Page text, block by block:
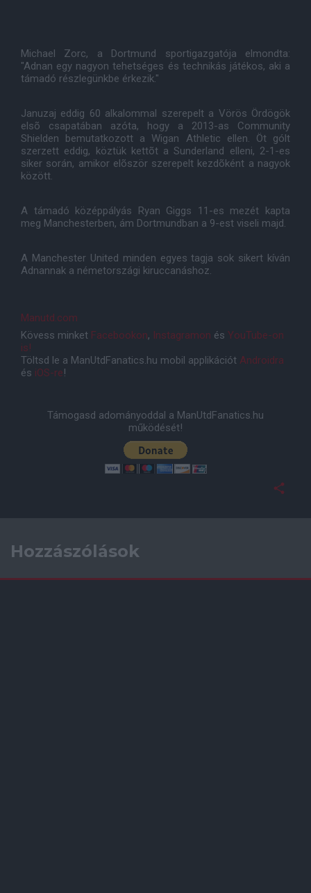
Michael Zorc, a Dortmund sportigazgatója elmondta:
"Adnan egy nagyon tehetséges és technikás játékos, aki a
támadó részlegünkbe érkezik."
Januzaj eddig 60 alkalommal szerepelt a Vörös Ördögök
elsõ csapatában azóta, hogy a 2013-as Community
Shielden bemutatkozott a Wigan Athletic ellen. Öt gólt
szerzett eddig, köztük kettõt a Sunderland elleni, 2-1-es
siker során, amikor elõször szerepelt kezdõként a nagyok
között.
A támadó középpályás Ryan Giggs 11-es mezét kapta
meg Manchesterben, ám Dortmundban a 9-est viseli majd.
A Manchester United minden egyes tagja sok sikert kíván
Adnannak a németországi kiruccanáshoz.
Manutd.com
Kövess minket Facebookon, Instagramon és YouTube-on
is!
Töltsd le a ManUtdFanatics.hu mobil applikációt Androidra
és iOS-re!
Támogasd adományoddal a ManUtdFanatics.hu
működését!
Hozzászólások